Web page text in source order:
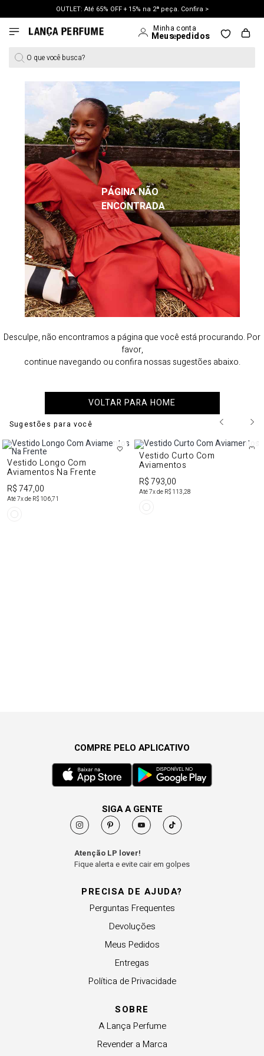
OUTLET: Até 65% OFF + 15% na 2ª peça. Confira >
LANÇAMENTO PRIMAVERA 27. Clique e aproveite.
O que você busca?
PÁGINA NÃO
ENCONTRADA
Desculpe, não encontramos a página que você está procurando. Por
favor,
continue navegando ou confira nossas sugestões abaixo.
VOLTAR PARA HOME
Sugestões para você
Vestido Longo Com
Aviamentos Na Frente
R$ 747,00
Até7x de R$ 106,71
Vestido Curto Com
Aviamentos
R$ 793,00
Até7x de R$ 113,28
PRECISA DE AJUDA?
Perguntas Frequentes
Devoluções
Meus Pedidos
Entregas
Política de Privacidade
SOBRE
A Lança Perfume
Revender a Marca
COMPRE PELO APLICATIVO
SIGA A GENTE
Atenção LP lover!
Fique alerta e evite cair em golpes